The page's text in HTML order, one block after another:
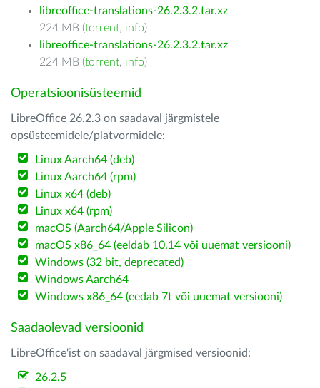
libreoffice-translations-26.2.3.2.tar.xz
224 MB (torrent, info)
libreoffice-translations-26.2.3.2.tar.xz
224 MB (torrent, info)
Operatsioonisüsteemid
LibreOffice 26.2.3 on saadaval järgmistele
opsüsteemidele/platvormidele:
Linux Aarch64 (deb)
Linux Aarch64 (rpm)
Linux x64 (deb)
Linux x64 (rpm)
macOS (Aarch64/Apple Silicon)
macOS x86_64 (eeldab 10.14 või uuemat versiooni)
Windows (32 bit, deprecated)
Windows Aarch64
Windows x86_64 (eedab 7t või uuemat versiooni)
Saadaolevad versioonid
LibreOffice'ist on saadaval järgmised versioonid:
26.2.5